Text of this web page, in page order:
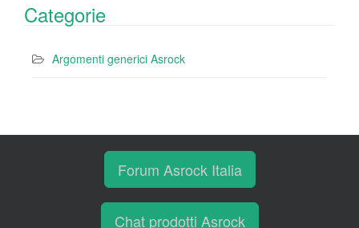
Categorie
Argomenti generici Asrock
Forum Asrock Italia
Chat prodotti Asrock